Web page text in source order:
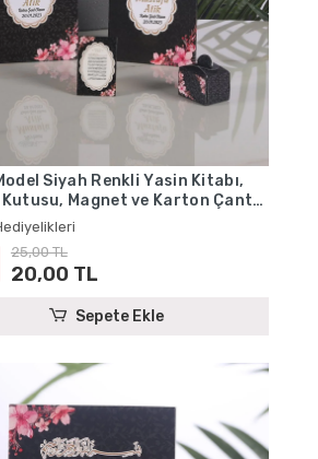
Siyah Renkli Yasin Kitabı,
Kutusu, Magnet ve Karton Çanta
Hediyelikleri
25,00 TL
20,00 TL
Sepete Ekle